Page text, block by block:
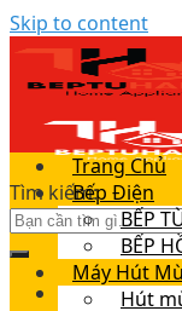
Skip to content
Tìm kiếm:
Trang Chủ
Bếp Điện
BẾP
BẾP
Máy Hút
Hút